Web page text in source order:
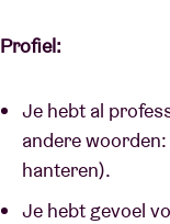
Profiel:
Je hebt al
andere
hanteren).
Je hebt gevoel